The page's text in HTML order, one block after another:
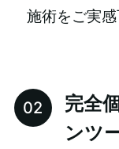
施術をご実感
完全
ンツ